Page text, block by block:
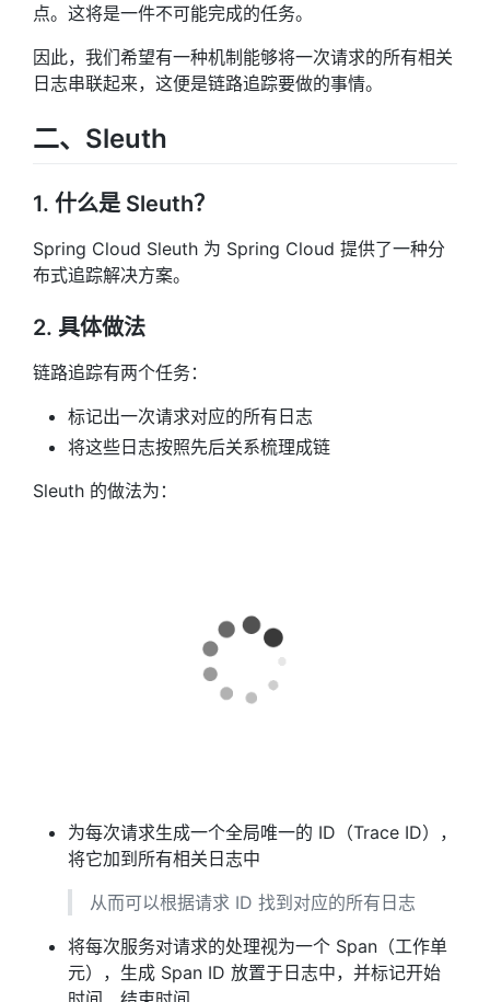
点。这将是一件不可能完成的任务。
因此，我们希望有一种机制能够将一次请求的所有相关
日志串联起来，这便是链路追踪要做的事情。
二、Sleuth
1. 什么是 Sleuth？
Spring Cloud Sleuth 为 Spring Cloud 提供了一种分
布式追踪解决方案。
2. 具体做法
链路追踪有两个任务：
标记出一次请求对应的所有日志
将这些日志按照先后关系梳理成链
Sleuth 的做法为：
为每次请求生成一个全局唯一的 ID（Trace ID），
将它加到所有相关日志中
从而可以根据请求 ID 找到对应的所有日志
将每次服务对请求的处理视为一个 Span（工作单
元），生成 Span ID 放置于日志中，并标记开始